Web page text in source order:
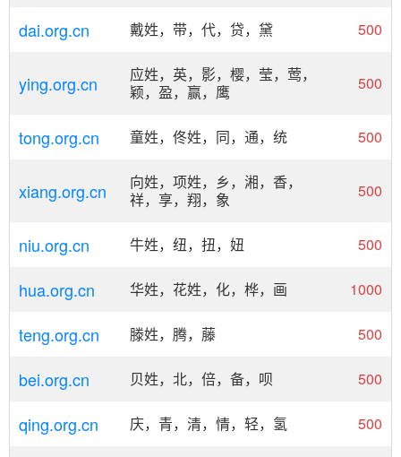
dai.org.cn 戴姓，带，代，贷，黛 500
ying.org.cn
应姓，英，影，樱，莹，莺，
颖，盈，赢，鹰
500
tong.org.cn 童姓，佟姓，同，通，统 500
xiang.org.cn
向姓，项姓，乡，湘，香，
祥，享，翔，象
500
niu.org.cn 牛姓，纽，扭，妞 500
hua.org.cn 华姓，花姓，化，桦，画 1000
teng.org.cn 滕姓，腾，藤 500
bei.org.cn 贝姓，北，倍，备，呗 500
qing.org.cn 庆，青，清，情，轻，氢 500